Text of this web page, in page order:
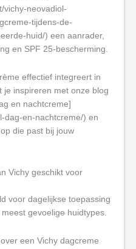
vichy-neovadiol-
tijdens-de-
huid/) een aanrader,
en SPF 25-bescherming.
effectief integreert in
je inspireren met onze blog
en nachtcreme]
dag-en-nachtcreme/) en
die past bij jouw
Vichy geschikt voor
voor dagelijkse toepassing
gevoelige huidtypes.
een Vichy dagcreme